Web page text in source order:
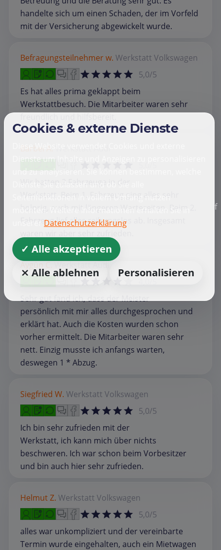
handelte sich um einen Schaden, der im Vorfeld
mit der Versicherung abgewickelt wurde.
Befragungsteilnehmer w. Werkstatt Volkswagen
5,0/5
Es hat alles prima geklappt beim
Werkstattbesuch. Die Mitarbeiter waren sehr
freundlich und hilfsbereit.
Bärbel A.
Wir hatten 2 Fahrzeuge in der
Werkstatt. Beim 1. Fahrzeug ging alles sehr
holprig, auch mit längeren Wartezeiten. Beim 2.
Fahrzeug lief alles reibungslos ab. Insgesamt
Aygün C.WerkstattAudi
Sehr gut fand ich, dass der Meister
persönlich mit mir alles durchgesprochen und
erklärt hat. Auch die Kosten wurden schon
vorher ermittelt. Die Mitarbeiter waren sehr
nett. Einzig musste ich anfangs warten,
deswegen 1 * Abzug.
Siegfried W. Werkstatt Volkswagen
5,0/5
Ich bin sehr zufrieden mit der
Werkstatt, ich kann mich über nichts
beschweren. Ich war schon beim Vorbesitzer
und bin auch hier sehr zufrieden.
Helmut Z. Werkstatt Volkswagen
5,0/5
alles war unkompliziert und der vereinbarte
Termin wurde eingehalten, auch ein Mietwagen
Cookies & externe Dienste
Diese Website verwendet Cookies und externe
Dienste um Inhalte und Anzeigen zu personalisieren
und zu analysieren. Sie können bestimmen, welche
Dienste Sie zulassen und ob Sie alle
Seitenfunktionen in vollem Umfang nutzen
möchten. Weitere Informationen erhalten Sie in
unserer Datenschutzerklärung
✓ Alle akzeptieren
⨯ Alle ablehnen
Personalisieren
f